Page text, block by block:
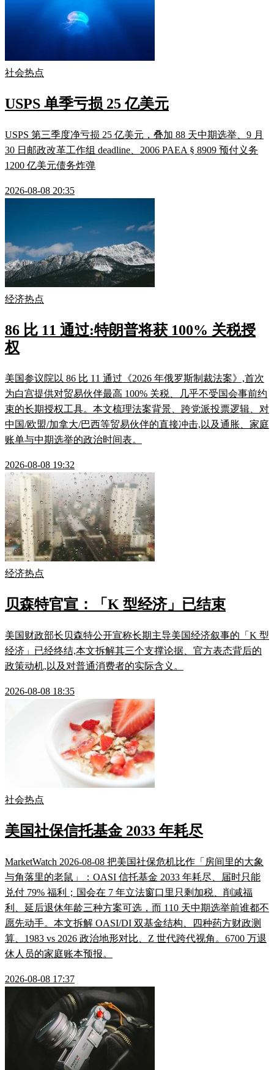
社会热点
USPS 单季亏损 25 亿美元
USPS 第三季度净亏损 25 亿美元，叠加 88 天中期选举、9 月
30 日邮政改革工作组 deadline、2006 PAEA § 8909 预付义务
1200 亿美元债务炸弹
2026-08-08 20:35
经济热点
86 比 11 通过:特朗普将获 100% 关税授
权
美国参议院以 86 比 11 通过《2026 年俄罗斯制裁法案》,首次
为白宫提供对贸易伙伴最高 100% 关税、几乎不受国会事前约
束的长期授权工具。本文梳理法案背景、跨党派投票逻辑、对
中国/欧盟/加拿大/巴西等贸易伙伴的直接冲击,以及通胀、家庭
账单与中期选举的政治时间表。
2026-08-08 19:32
经济热点
贝森特官宣：「K 型经济」已结束
美国财政部长贝森特公开宣称长期主导美国经济叙事的「K 型
经济」已经终结,本文拆解其三个支撑论据、官方表态背后的
政策动机,以及对普通消费者的实际含义。
2026-08-08 18:35
社会热点
美国社保信托基金 2033 年耗尽
MarketWatch 2026-08-08 把美国社保危机比作「房间里的大象
与角落里的老鼠」：OASI 信托基金 2033 年耗尽、届时只能
兑付 79% 福利；国会在 7 年立法窗口里只剩加税、削减福
利、延后退休年龄三种方案可选，而 110 天中期选举前谁都不
愿先动手。本文拆解 OASI/DI 双基金结构、四种药方财政测
算、1983 vs 2026 政治地形对比、Z 世代跨代视角。6700 万退
休人员的家庭账本预报。
2026-08-08 17:37